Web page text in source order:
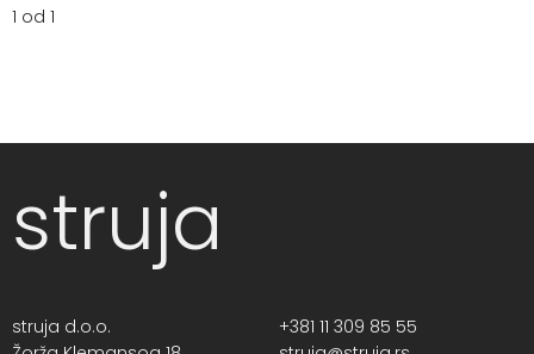
1 od 1
struja
struja d.o.o.
+381 11 309 85 55